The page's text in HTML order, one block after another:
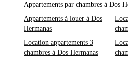
Appartements par chambres à Dos
Appartements à louer à Dos
Hermanas
Location appartements 3
chambres à Dos Hermanas